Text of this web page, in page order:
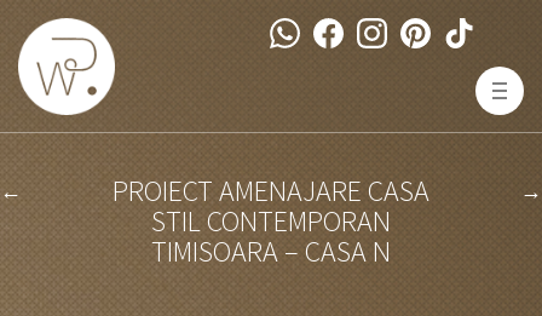
← →
PROIECT AMENAJARE CASA
STIL CONTEMPORAN
TIMISOARA – CASA N